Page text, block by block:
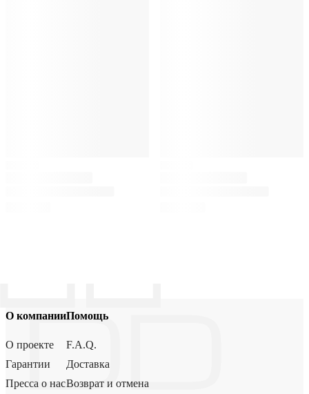
О компании
О проекте
Гарантии
Пресса о нас
Помощь
F.A.Q.
Доставка
Возврат и отмена